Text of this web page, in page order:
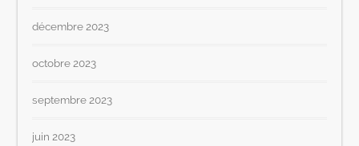
décembre 2023
octobre 2023
septembre 2023
juin 2023